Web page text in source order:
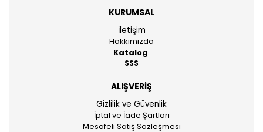
KURUMSAL
İletişim
Hakkımızda
Katalog
SSS
ALIŞVERİŞ
Gizlilik ve Güvenlik
İptal ve İade Şartları
Mesafeli Satış Sözleşmesi